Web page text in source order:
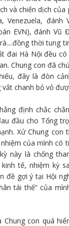
và chiến dịch
Venezuela, đánh
EVN), đánh Vũ
thời tung
đai Hà Nội đều
Chung con đã
đây là đòn
chanh bỏ vỏ
định chắc
đầu cho Tổng
Xử Chung con
của mình có
này là chống
tế, nhiệm kỳ
đề gợi ý tại Hội
tái thế” của
Chung con quá